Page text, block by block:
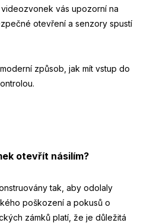
vás upozorní na
otevření a senzory spustí
způsob, jak mít vstup do
otevřít násilím?
tak, aby odolaly
poškození a pokusů o
zámků platí, že je důležitá